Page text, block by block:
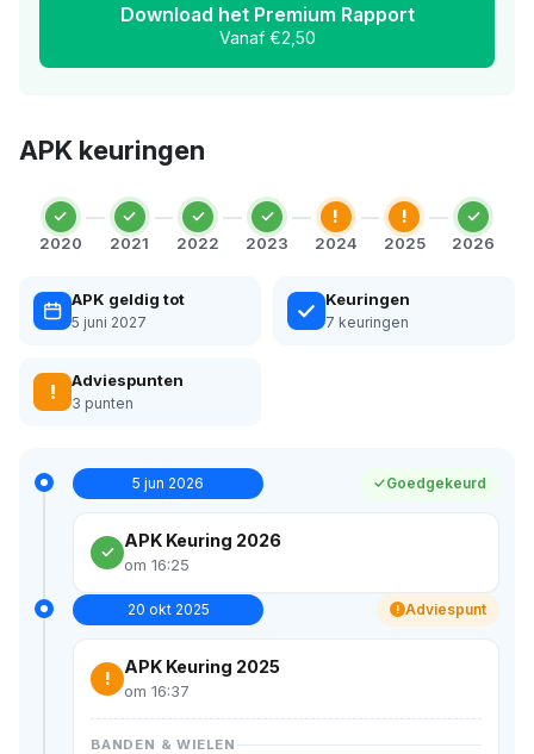
Download het Premium Rapport
Vanaf €2,50
APK keuringen
2020 2021 2022 2023
!
2024
!
2025 2026
APK geldig tot
5 juni 2027
Keuringen
7 keuringen
! Adviespunten
3 punten
5 jun 2026 Goedgekeurd
APK Keuring 2026
om 16:25
20 okt 2025 ! Adviespunt
!
APK Keuring 2025
om 16:37
BANDEN & WIELEN